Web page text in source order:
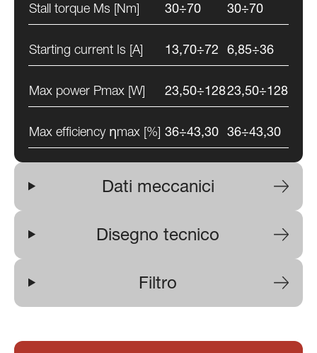
Stall torque Ms [Nm] 30÷70 30÷70
Starting current Is [A] 13,70÷72 6,85÷36
Max power Pmax [W] 23,50÷12823,50÷128
Max efficiency ηmax [%] 36÷43,30 36÷43,30
Dati meccanici
Disegno tecnico
Filtro